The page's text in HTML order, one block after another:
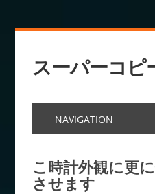
スーパーコピ
こ時計外観に更
させます